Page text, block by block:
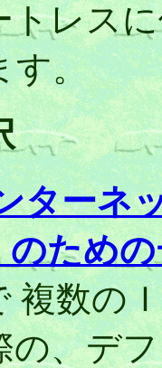
トレス
す。
ターネ
のため
複数の
の、デ